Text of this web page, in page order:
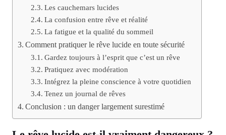
Les cauchemars lucides
La confusion entre rêve et réalité
La fatigue et la qualité du sommeil
Comment pratiquer le rêve lucide en toute sécurité
Gardez toujours à l’esprit que c’est un rêve
Pratiquez avec modération
Intégrez la pleine conscience à votre quotidien
Tenez un journal de rêves
Conclusion : un danger largement surestimé